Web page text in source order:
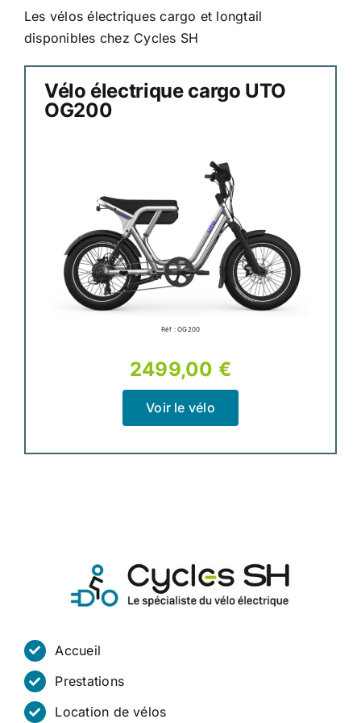
Atelier
Services
Contact
Les vélos électriques cargo et longtail
disponibles chez Cycles SH
Vélo électrique cargo UTO
OG200
Réf : OG200
2499,00 €
Voir le vélo
Accueil
Prestations
Location de vélos